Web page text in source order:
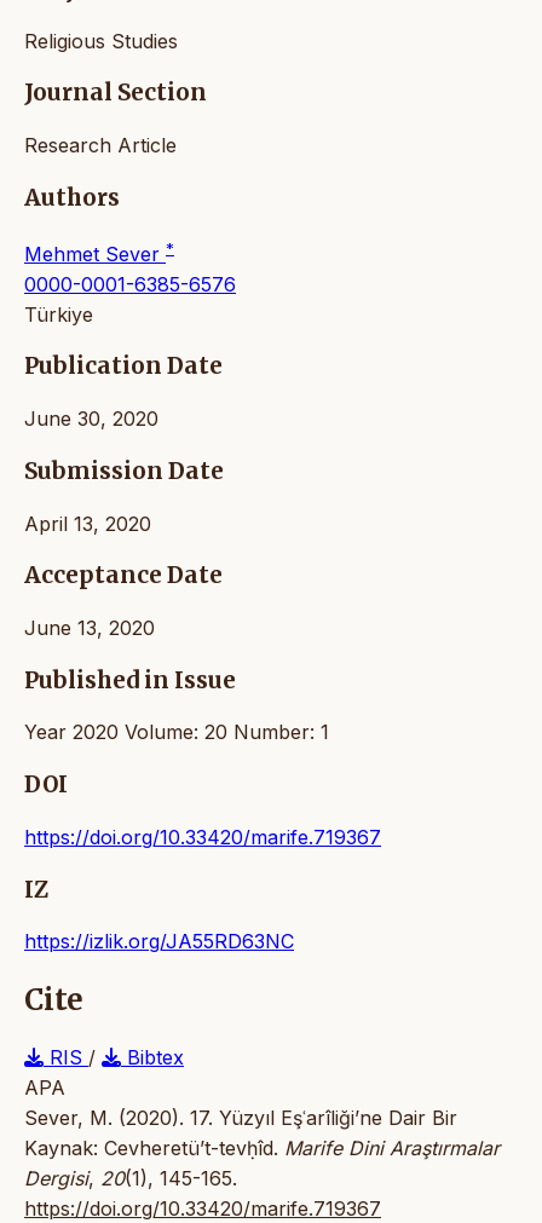
Religious Studies
Journal Section
Research Article
Authors
Mehmet Sever *
0000-0001-6385-6576
Türkiye
Publication Date
June 30, 2020
Submission Date
April 13, 2020
Acceptance Date
June 13, 2020
Published in Issue
Year 2020 Volume: 20 Number: 1
DOI
https://doi.org/10.33420/marife.719367
IZ
https://izlik.org/JA55RD63NC
Cite
RIS /
Bibtex
APA
Sever, M. (2020). 17. Yüzyıl Eşʿarîliği’ne Dair Bir
Kaynak: Cevheretü’t-tevḥîd. Marife Dini Araştırmalar
Dergisi, 20(1), 145-165.
https://doi.org/10.33420/marife.719367